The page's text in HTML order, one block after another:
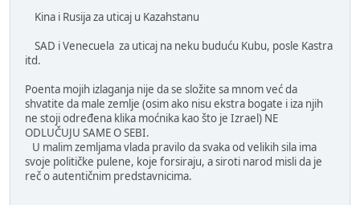
Kina i Rusija za uticaj u Kazahstanu
SAD i Venecuela za uticaj na neku buduću Kubu, posle Kastra
itd.
Poenta mojih izlaganja nije da se složite sa mnom već da
shvatite da male zemlje (osim ako nisu ekstra bogate i iza njih
ne stoji određena klika moćnika kao što je Izrael) NE
ODLUČUJU SAME O SEBI.
U malim zemljama vlada pravilo da svaka od velikih sila ima
svoje političke pulene, koje forsiraju, a siroti narod misli da je
reč o autentičnim predstavnicima.